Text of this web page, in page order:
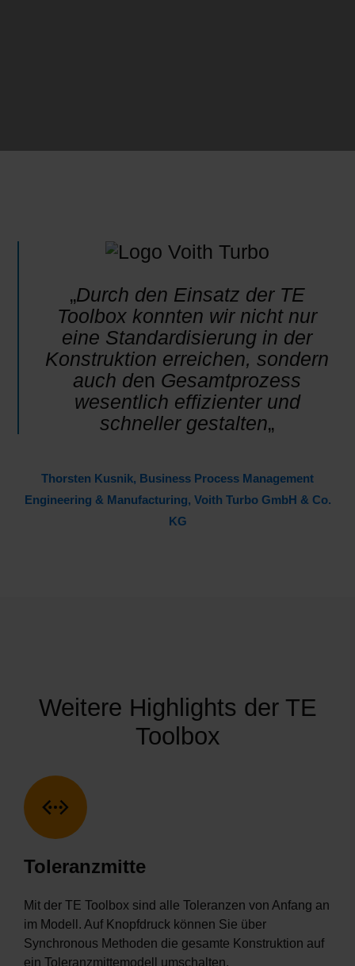
„Durch den Einsatz der TE
Toolbox konnten wir nicht nur
eine Standardisierung in der
Konstruktion erreichen, sondern
auch den Gesamtprozess
wesentlich effizienter und
schneller gestalten„
Thorsten Kusnik, Business Process Management
Engineering & Manufacturing, Voith Turbo GmbH & Co.
KG
Weitere Highlights der TE
Toolbox
Toleranzmitte
Mit der TE Toolbox sind alle Toleranzen von Anfang an
im Modell. Auf Knopfdruck können Sie über
Synchronous Methoden die gesamte Konstruktion auf
ein Toleranzmittemodell umschalten.